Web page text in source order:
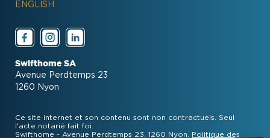
ENGLISH
Swifthome SA
Avenue Perdtemps 23
1260 Nyon
Ce site internet et son contenu sont non contractuels. Seul
l'acte notarié fait foi.
Swifthome - Avenue Perdtemps 23, 1260 Nyon.
Politique des